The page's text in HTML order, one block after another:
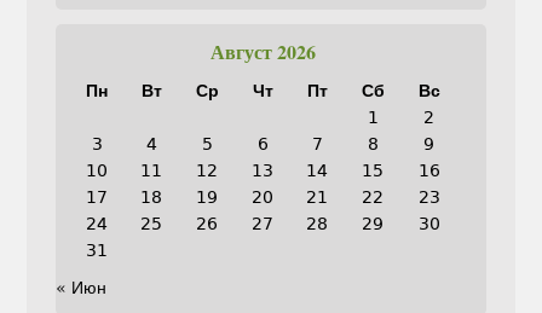
Август 2026
Пн Вт Ср Чт Пт Сб
Вс
1
2
3
4 5 6 7 8
9
10
11 12 13 14 15
16
17
18 19 20 21 22
23
24
25 26 27 28 29
30
31
« Июн